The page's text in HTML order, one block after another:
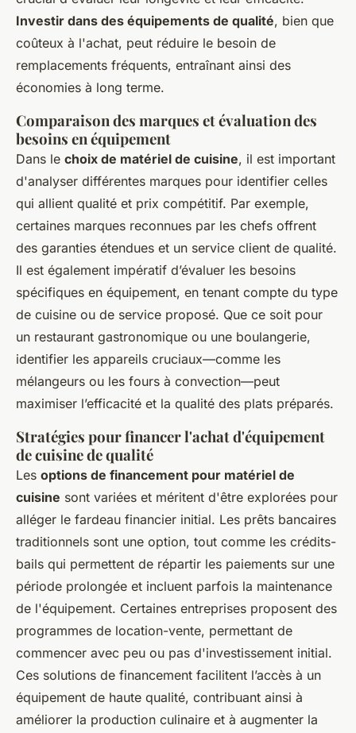
Investir dans des équipements de qualité, bien que
coûteux à l'achat, peut réduire le besoin de
remplacements fréquents, entraînant ainsi des
économies à long terme.
Comparaison des marques et évaluation des
besoins en équipement
Dans le choix de matériel de cuisine, il est important
d'analyser différentes marques pour identifier celles
qui allient qualité et prix compétitif. Par exemple,
certaines marques reconnues par les chefs offrent
des garanties étendues et un service client de qualité.
Il est également impératif d’évaluer les besoins
spécifiques en équipement, en tenant compte du type
de cuisine ou de service proposé. Que ce soit pour
un restaurant gastronomique ou une boulangerie,
identifier les appareils cruciaux—comme les
mélangeurs ou les fours à convection—peut
maximiser l’efficacité et la qualité des plats préparés.
Stratégies pour financer l'achat d'équipement
de cuisine de qualité
Les options de financement pour matériel de
cuisine sont variées et méritent d'être explorées pour
alléger le fardeau financier initial. Les prêts bancaires
traditionnels sont une option, tout comme les crédits-
bails qui permettent de répartir les paiements sur une
période prolongée et incluent parfois la maintenance
de l'équipement. Certaines entreprises proposent des
programmes de location-vente, permettant de
commencer avec peu ou pas d'investissement initial.
Ces solutions de financement facilitent l’accès à un
équipement de haute qualité, contribuant ainsi à
améliorer la production culinaire et à augmenter la